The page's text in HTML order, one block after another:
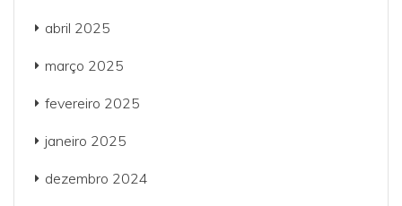
abril 2025
março 2025
fevereiro 2025
janeiro 2025
dezembro 2024